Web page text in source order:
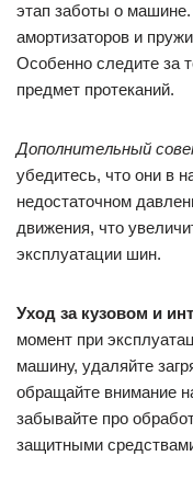
этап заботы о
амортизаторов и
Особенно следите за
предмет протеканий.
Дополнительный
убедитесь, что они в
недостаточном
движения, что
эксплуатации шин.
Уход за кузовом и
момент при
машину, удаляйте
обращайте внимание
забывайте про
защитными